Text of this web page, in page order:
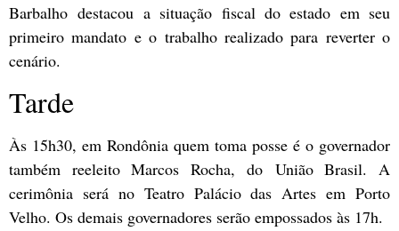
Barbalho destacou a situação fiscal do estado em seu
primeiro mandato e o trabalho realizado para reverter o
cenário.
Tarde
Às 15h30, em Rondônia quem toma posse é o governador
também reeleito Marcos Rocha, do União Brasil. A
cerimônia será no Teatro Palácio das Artes em Porto
Velho. Os demais governadores serão empossados às 17h.